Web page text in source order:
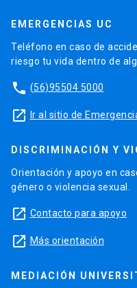
EMERGENCIAS UC
Teléfono en caso de
riesgo tu vida dentro de
phone (56)95504 5000
launch Ir al sitio de
DISCRIMINACIÓN Y
Orientación y apoyo en
género o violencia sexual.
launch Contacto para apoyo
launch Más orientación
MEDIACIÓN